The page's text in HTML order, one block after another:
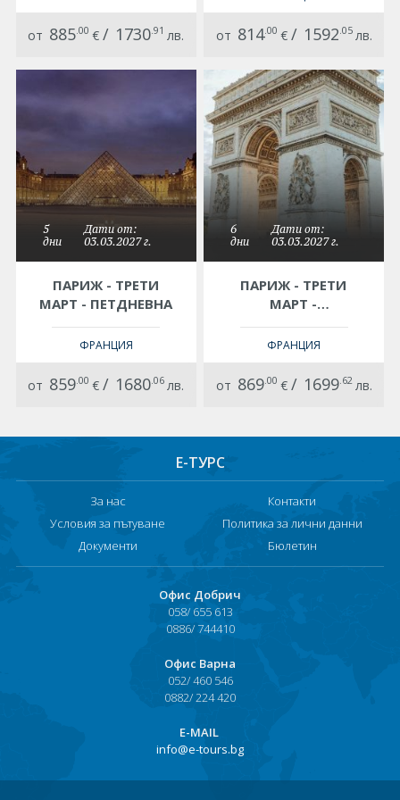
от 885 .00 €/ 1730 .91 лв. от 814 .00 € / 1592 .05 лв.
5
дни
Дати от:
03.03.2027 г.
ПАРИЖ - ТРЕТИ
МАРТ - ПЕТДНЕВНА
ФРАНЦИЯ
от 859 .00 €/ 1680 .06 лв.
6
дни
Дати от:
03.03.2027 г.
ПАРИЖ - ТРЕТИ
МАРТ -
ФРАНЦИЯ
от 869.00 € / 1699.62 лв.
Е-ТУРС
За нас
Контакти
Условия за пътуване
Политика за лични данни
Документи
Бюлетин
Офис Добрич
058/ 655 613
0886/ 744410
Офис Варна
052/ 460 546
0882/ 224 420
Е-MAIL
info@e-tours.bg